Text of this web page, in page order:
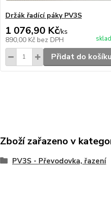
Držák řadící páky PV3S
1 076,90 Kč/ks
890,00 Kč bez DPH
Přidat do košíku
Zboží zařazeno v
PV3S - Převodovka, řazení